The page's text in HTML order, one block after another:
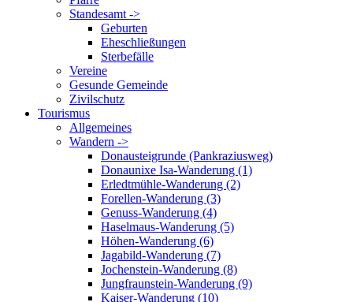
Standesamt ->
Geburten
Eheschließungen
Sterbefälle
Vereine
Gesunde Gemeinde
Zivilschutz
Tourismus
Allgemeines
Wandern ->
Donausteigrunde (Pankraziusweg)
Donaunixe Isa-Wanderung (1)
Erledtmühle-Wanderung (2)
Forellen-Wanderung (3)
Genuss-Wanderung (4)
Haselmaus-Wanderung (5)
Höhen-Wanderung (6)
Jagabild-Wanderung (7)
Jochenstein-Wanderung (8)
Jungfraunstein-Wanderung (9)
Kaiser-Wanderung (10)